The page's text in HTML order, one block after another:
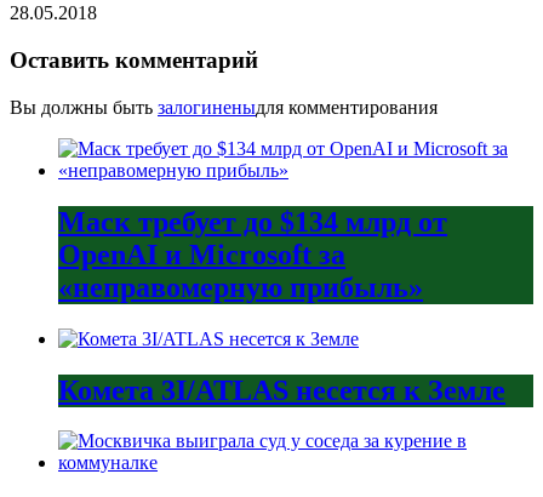
28.05.2018
Оставить комментарий
Вы должны быть залогиненыдля комментирования
Маск требует до $134 млрд от
OpenAI и Microsoft за
«неправомерную прибыль»
Комета 3I/ATLAS несется к Земле